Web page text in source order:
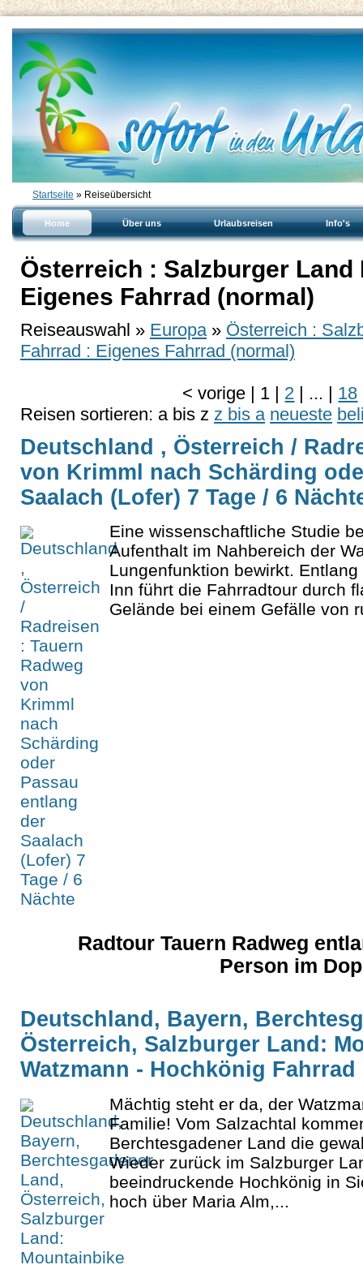
Startseite » Reiseübersicht
Home Über uns Urlaubsreisen Info's
Österreich : Salzburger
Eigenes Fahrrad (normal)
Reiseauswahl » Europa » Österreich :
Fahrrad : Eigenes Fahrrad (normal)
<vorige | 1 | 2 | ... | 18
Reisen sortieren: a bis z z bis a neueste
Deutschland , Österreich /
von Krimml nach Schärding
Saalach (Lofer) 7 Tage / 6
Eine wissenschaftliche Studie
Aufenthalt im Nahbereich der
Lungenfunktion bewirkt.
Inn führt die Fahrradtour durch
Gelände bei einem Gefälle von
Radtour Tauern Radweg
Person im
Deutschland, Bayern,
Österreich, Salzburger Land:
Watzmann - Hochkönig
Mächtig steht er da, der
Familie! Vom Salzachtal
Berchtesgadener Land die
Wieder zurück im Salzburger
beeindruckende Hochkönig in
hoch über Maria Alm,...